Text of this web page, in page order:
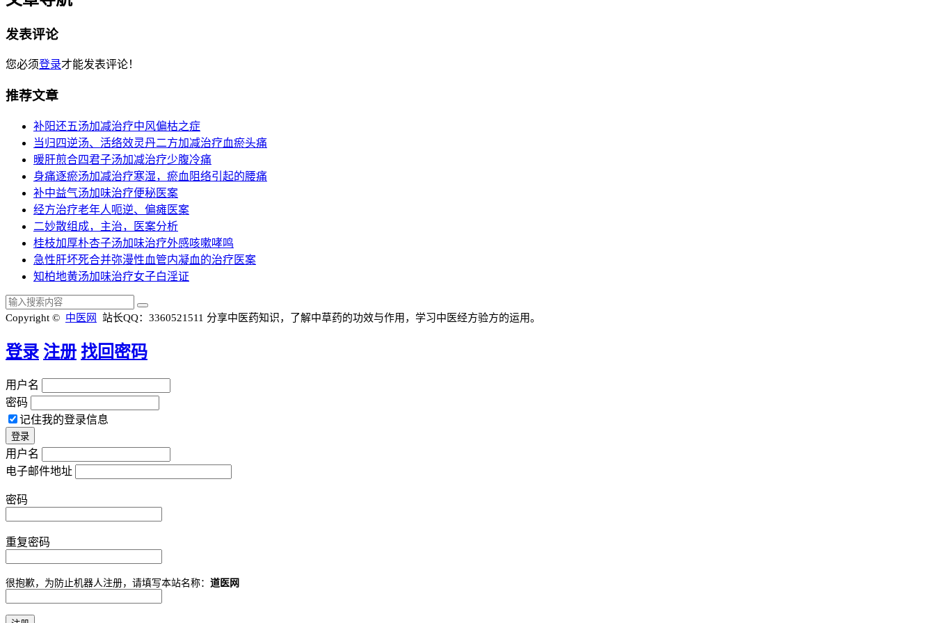
发表评论
您必须登录才能发表评论！
推荐文章
补阳还五汤加减治疗中风偏枯之症
当归四逆汤、活络效灵丹二方加减治疗血瘀头痛
暖肝煎合四君子汤加减治疗少腹冷痛
身痛逐瘀汤加减治疗寒湿，瘀血阻络引起的腰痛
补中益气汤加味治疗便秘医案
经方治疗老年人呃逆、偏瘫医案
二妙散组成，主治，医案分析
桂枝加厚朴杏子汤加味治疗外感咳嗽哮鸣
急性肝坏死合并弥漫性血管内凝血的治疗医案
知柏地黄汤加味治疗女子白淫证
Copyright © 中医网 站长QQ：3360521511 分享中医药知识，了解中草药的功效与作用，学习中医经方验方的运用。
登录 注册 找回密码
用户名
密码
记住我的登录信息
用户名
电子邮件地址
密码
重复密码
很抱歉，为防止机器人注册，请填写本站名称： 道医网